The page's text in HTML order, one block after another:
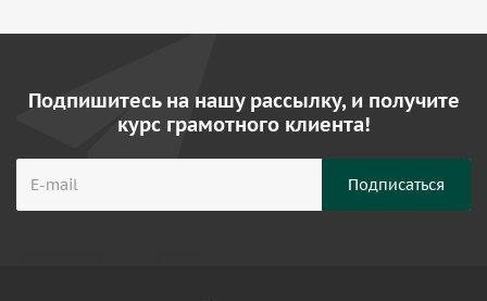
Подпишитесь на нашу рассылку, и получите
курс грамотного клиента!